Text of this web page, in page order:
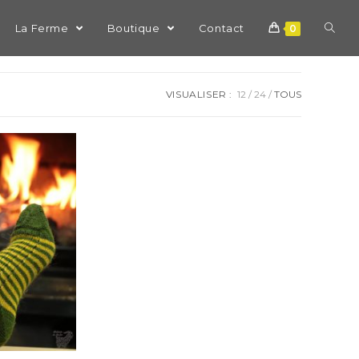
La Ferme Boutique Contact 0
VISUALISER : 12 24 TOUS